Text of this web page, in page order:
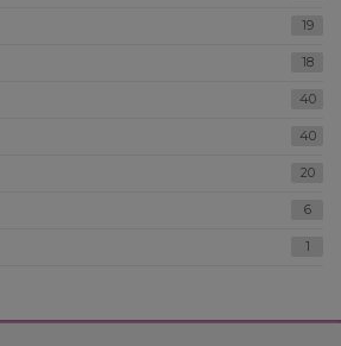
19
18
40
40
20
6
1